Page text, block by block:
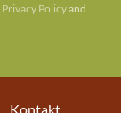
Privacy Policyand
Kontakt